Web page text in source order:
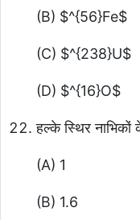
(B) $^{56}Fe$
(C) $^{238}U$
(D) $^{16}O$
हल्के स्थिर नाभिकों
(A) 1
(B) 1.6